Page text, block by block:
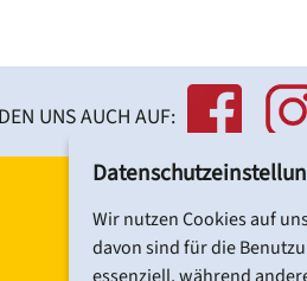
UNS AUCH AUF:
DCV-NEWSLETTER
Wir nutzen Cookies auf
davon sind für die